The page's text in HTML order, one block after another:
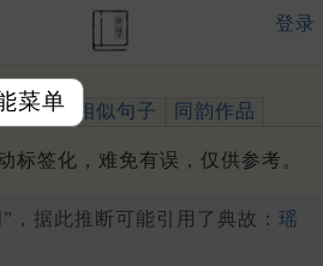
菜单
登录
引用 相似句子 同韵作品
标签化，难免有误，仅供参考。
，据此推断可能引用了典故： 瑶